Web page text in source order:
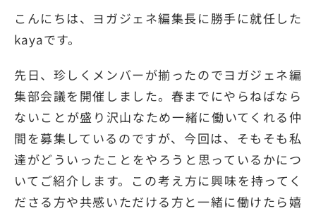
こんにちは、ヨガジェネ編集長に勝手に就任した
kayaです。
先日、珍しくメンバーが揃ったのでヨガジェネ編
集部会議を開催しました。春までにやらねばなら
ないことが盛り沢山なため一緒に働いてくれる仲
間を募集しているのですが、今回は、そもそも私
達がどういったことをやろうと思っているかにつ
いてご紹介します。この考え方に興味を持ってく
ださる方や共感いただける方と一緒に働けたら嬉